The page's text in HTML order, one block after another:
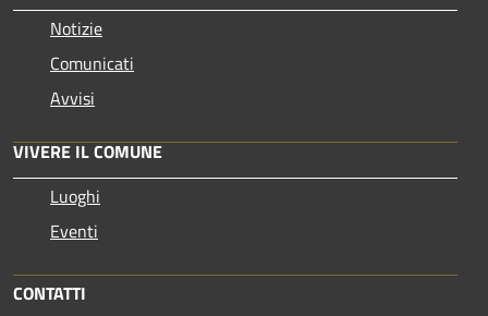
Notizie
Comunicati
Avvisi
VIVERE IL COMUNE
Luoghi
Eventi
CONTATTI